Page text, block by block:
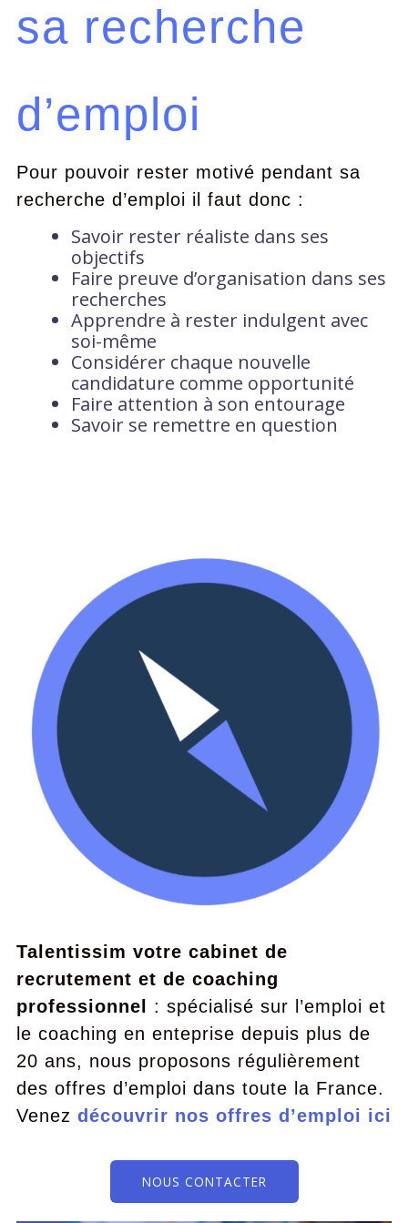
sa recherche
d’emploi
Pour pouvoir rester motivé pendant sa
recherche d’emploi il faut donc :
Savoir rester réaliste dans ses
objectifs
Faire preuve d’organisation dans ses
recherches
Apprendre à rester indulgent avec
soi-même
Considérer chaque nouvelle
candidature comme opportunité
Faire attention à son entourage
Savoir se remettre en question
Talentissim votre cabinet de
recrutement et de coaching
professionnel
: spécialisé sur l’emploi et
le coaching en enteprise depuis plus de
20 ans, nous proposons régulièrement
des offres d’emploi dans toute la France.
Venez découvrir nos offres d’emploi ici
NOUS CONTACTER